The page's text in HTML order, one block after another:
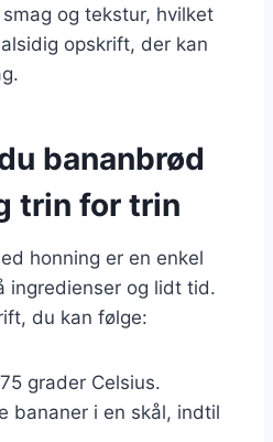
og tekstur, hvilket
opskrift, der kan
bananbrød
trin for trin
honning er en enkel
ingredienser og lidt tid.
du kan følge:
grader Celsius.
bananer i en skål, indtil